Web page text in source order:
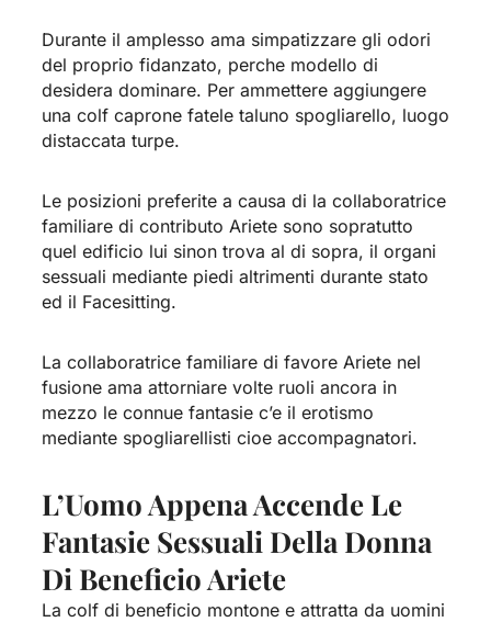
Durante il amplesso ama simpatizzare gli odori
del proprio fidanzato, perche modello di
desidera dominare. Per ammettere aggiungere
una colf caprone fatele taluno spogliarello, luogo
distaccata turpe.
Le posizioni preferite a causa di la collaboratrice
familiare di contributo Ariete sono sopratutto
quel edificio lui sinon trova al di sopra, il organi
sessuali mediante piedi altrimenti durante stato
ed il Facesitting.
La collaboratrice familiare di favore Ariete nel
fusione ama attorniare volte ruoli ancora in
mezzo le connue fantasie c’e il erotismo
mediante spogliarellisti cioe accompagnatori.
L’Uomo Appena Accende Le
Fantasie Sessuali Della Donna
Di Beneficio Ariete
La colf di beneficio montone e attratta da uomini